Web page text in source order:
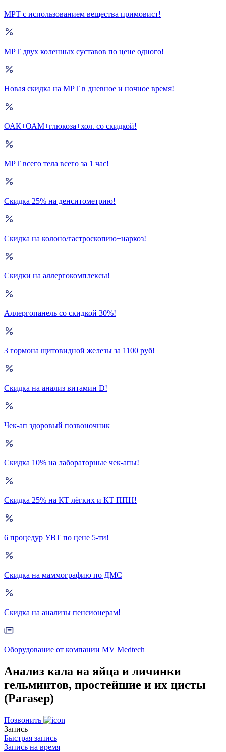
МРТ с использованием вещества примовист!
МРТ двух коленных суставов по цене одного!
Новая скидка на МРТ в дневное и ночное время!
ОАК+ОАМ+глюкоза+хол. со скидкой!
МРТ всего тела всего за 1 час!
Скидка 25% на денситометрию!
Скидка на колоно/гастроскопию+наркоз!
Скидки на аллергокомплексы!
Аллергопанель со скидкой 30%!
3 гормона щитовидной железы за 1100 руб!
Скидка на анализ витамин D!
Чек-ап здоровый позвоночник
Скидка 10% на лабораторные чек-апы!
Скидка 25% на КТ лёгких и КТ ППН!
6 процедур УВТ по цене 5-ти!
Скидка на маммографию по ДМС
Скидка на анализы пенсионерам!
Оборудование от компании MV Medtech
Анализ кала на яйца и личинки
гельминтов, простейшие и их цисты
(Parasep)
Позвонить
Запись
Быстрая запись
Запись на время